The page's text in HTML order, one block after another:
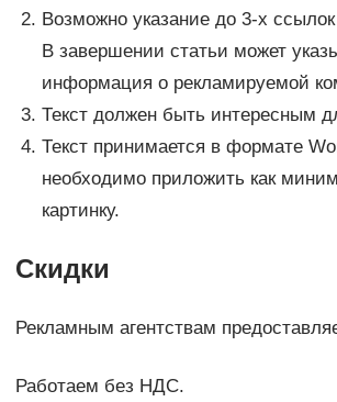
Возможно указание до 3-х
В завершении статьи может
информация о рекламируемой
Текст должен быть интересным
Текст принимается в формате
необходимо приложить как
картинку.
Скидки
Рекламным агентствам
Работаем без НДС.